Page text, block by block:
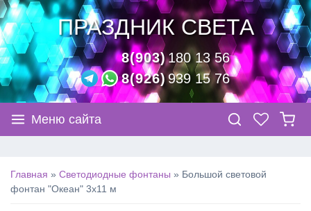
ПРАЗДНИК СВЕТА
8(903)180 13 56
8(926)939 15 76
Меню сайта
Главная » Светодиодные фонтаны » Большой световой
фонтан "Океан" 3х11 м